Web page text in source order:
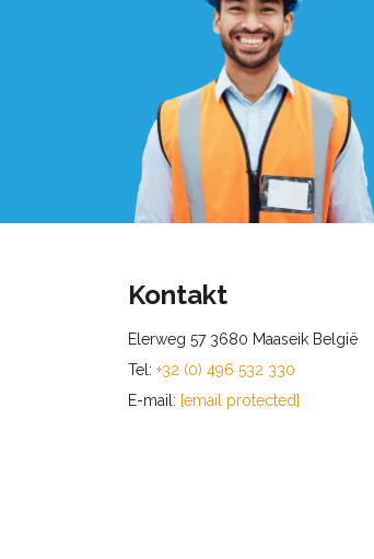
Kontakt
Elerweg 57 3680 Maaseik België
Tel: +32 (0) 496 532 330
E-mail: [email protected]